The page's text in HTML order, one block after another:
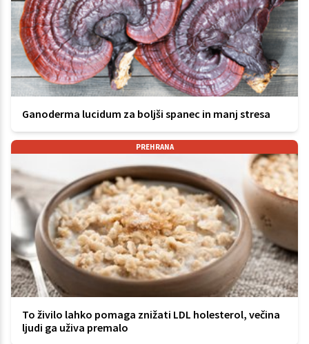
Ganoderma lucidum za boljši spanec in manj stresa
PREHRANA
To živilo lahko pomaga znižati LDL holesterol, večina
ljudi ga uživa premalo